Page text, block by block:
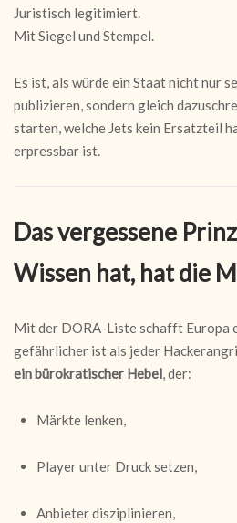
Juristisch legitimiert.
Mit Siegel und Stempel.
Es ist, als würde ein Staat nicht nur
publizieren, sondern gleich
starten, welche Jets kein Ersatzteil
erpressbar ist.
Das vergessene
Wissen hat, hat die
Mit der DORA-Liste schafft Europa
gefährlicher ist als jeder
ein bürokratischer Hebel, der:
Märkte lenken,
Player unter Druck setzen,
Anbieter disziplinieren,